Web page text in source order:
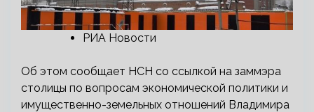
РИА Новости
Об этом сообщает НСН со ссылкой на заммэра
столицы по вопросам экономической политики и
имущественно-земельных отношений Владимира